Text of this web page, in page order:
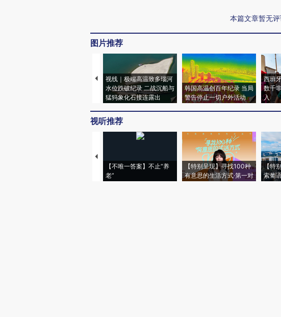
本篇文章暂无
图片推荐
视线｜极端高温致多瑙河
水位跌破纪录 二战沉船与
猛犸象化石接连露出
韩国高温创百年纪录 当局
警告停止一切户外活动
西班
数千
入
视听推荐
【不唯一答案】不止“养
老”
【特别呈现】寻找100种
有意思的生活方式·第一对
【特
索葡